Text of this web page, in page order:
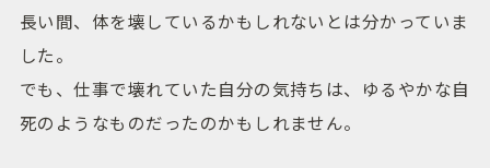
長い間、体を壊しているかもしれないとは分かっていま
した。
でも、仕事で壊れていた自分の気持ちは、ゆるやかな自
死のようなものだったのかもしれません。